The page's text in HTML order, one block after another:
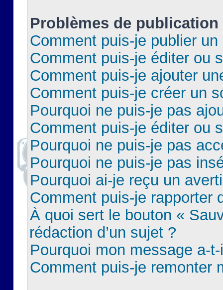
Problèmes de publication
Comment puis-je publier
Comment puis-je éditer ou
Comment puis-je ajouter
Comment puis-je créer un
Pourquoi ne puis-je pas
Comment puis-je éditer ou
Pourquoi ne puis-je pas
Pourquoi ne puis-je pas
Pourquoi ai-je reçu un
Comment puis-je rapporter
À quoi sert le bouton «
rédaction d’un sujet ?
Pourquoi mon message a-
Comment puis-je remonter